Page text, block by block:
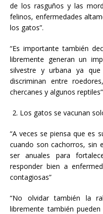
de los rasguños y las
felinos, enfermedades
los gatos”.
“Es importante también
libremente generan un
silvestre y urbana ya
discriminan entre
chercanes y algunos
Los gatos se vacunan
“A veces se piensa que es
cuando son cachorros, sin
ser anuales para
responder bien a
contagiosas”
“No olvidar también la
libremente también